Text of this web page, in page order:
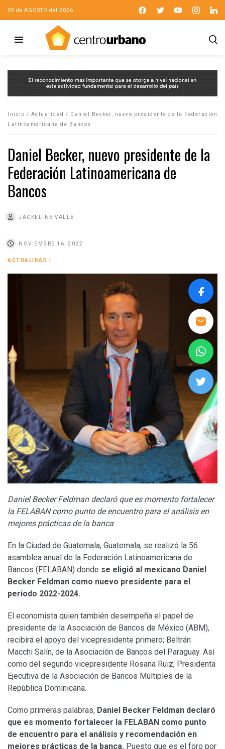
09 de AGOSTO del 2026
Inicio / Actualidad /
Daniel Becker, nuevo presidente de la Federación
Latinoamericana de Bancos
Daniel Becker, nuevo presidente de la
Federación Latinoamericana de
Bancos
JACKELINE VALLE
NOVIEMBRE 16, 2022
ACTUALIDAD
Daniel Becker Feldman declaró que es momento fortalecer
la FELABAN como punto de encuentro para el análisis en
mejores prácticas de la banca
En la Ciudad de Guatemala, Guatemala, se realizó la 56
asamblea anual de la Federación Latinoamericana de
Bancos (FELABAN) donde se eligió al mexicano Daniel
Becker Feldman como nuevo presidente para el
periodo 2022-2024.
El economista quien también desempeña el papel de
presidente de la Asociación de Bancos de México (ABM),
recibirá el apoyo del vicepresidente primero; Beltrán
Macchi Salín, de la Asociación de Bancos del Paraguay. Así
como del segundo vicepresidente Rosana Ruiz, Presidenta
Ejecutiva de la Asociación de Bancos Múltiples de la
República Dominicana.
Como primeras palabras, Daniel Becker Feldman declaró
que es momento fortalecer la FELABAN como punto
de encuentro para el análisis y recomendación en
mejores prácticas de la banca. Puesto que es el foro por